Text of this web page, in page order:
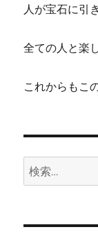
人が宝石に引
全ての人と楽
これからもこ
検
索: